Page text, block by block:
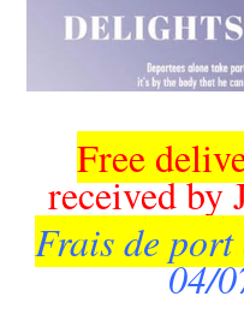
Free
received by
Frais de port
04/